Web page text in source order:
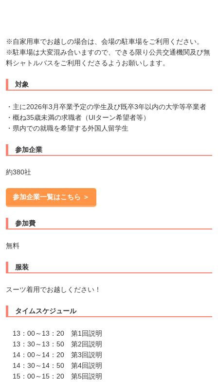
※自家用車でお越しの場合は、会場の駐車場をご利用ください。
※駐車場は大変混み合いますので、できる限り公共交通機関及び無
料シャトルバスをご利用くださるようお願いします。
対象
・主に2026年3月卒業予定の学生及び既卒3年以内の大学等卒業者
・概ね35歳未満の求職者（UIターン希望者等）
・県内での就職を希望する外国人留学生
参加企業
約380社
参加企業一覧はこちら ＞
参加費
無料
服装
スーツ着用でお越しください！
タイムスケジュール
13：00～13：20 第1回説明
13：30～13：50 第2回説明
14：00～14：20 第3回説明
14：30～14：50 第4回説明
15：00～15：20 第5回説明